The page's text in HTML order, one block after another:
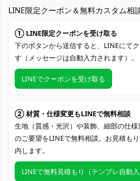
素材
コスプレ専用生地
加工に7～15営業日
（※土日祝除く）、
度でお届け
クレジットカード（
使用場所
アニメ系コスプレイ
即売会、キャラクタ
影、ハロウィン仮装
コスプレ対象
コスプレ愛好家、ア
LINE限定クーポン＆無料カスタム相
① LINE限定クーポンを受け取る
下のボタンから送信すると、LINEにて
す（メッセージは自動入力されます）。
LINEでクーポンを受け取る
② 材質・仕様変更もLINEで無料相談
生地（質感・光沢）や装飾、細部の仕様
のご要望をLINEで無料相談。お見積も
内します。
LINEで無料見積もり（テンプレ自動入